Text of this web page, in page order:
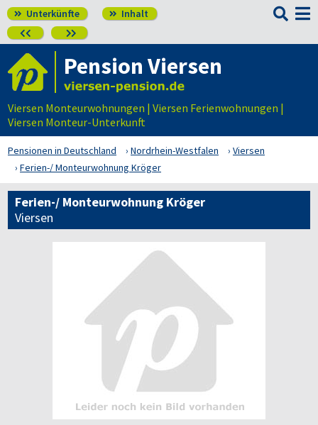
 Unterkünfte  Inhalt
 

Pension Viersen
Viersen Monteurwohnungen | Viersen Ferienwohnungen |
Viersen Monteur-Unterkunft
Pensionen in Deutschland Nordrhein-Westfalen
Viersen
Ferien-/ Monteurwohnung Kröger
Ferien-/ Monteurwohnung Kröger
Viersen